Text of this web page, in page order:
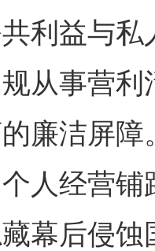
利益与
从事营
廉洁屏
人经营
幕后侵